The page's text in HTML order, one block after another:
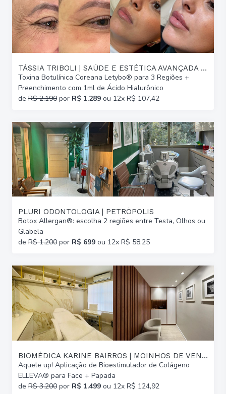
TÁSSIA TRIBOLI | SAÚDE E ESTÉTICA AVANÇADA | GLÓRIA
Toxina Botulínica Coreana Letybo® para 3 Regiões +
Preenchimento com 1ml de Ácido Hialurônico
de R$ 2.190 por R$ 1.289 ou 12x R$ 107,42
PLURI ODONTOLOGIA | PETRÓPOLIS
Botox Allergan®: escolha 2 regiões entre Testa, Olhos ou
Glabela
de R$ 1.200 por R$ 699 ou 12x R$ 58,25
BIOMÉDICA KARINE BAIRROS | MOINHOS DE VENTO
Aquele up! Aplicação de Bioestimulador de Colágeno
ELLEVA® para Face + Papada
de R$ 3.200 por R$ 1.499 ou 12x R$ 124,92